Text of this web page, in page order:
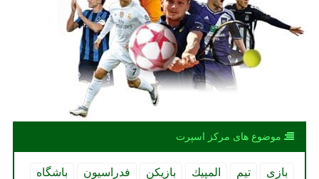
موضوع های مركز اسپرت
بازی تیم المپیك بازیكن فدراسیون
باشگاه